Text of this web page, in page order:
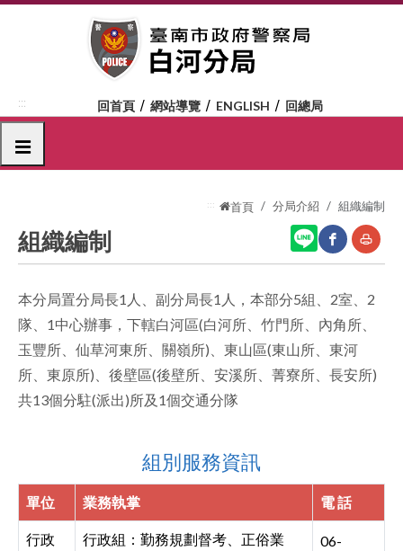
跳
容
塊
::: 回首頁 網站導覽 ENGLISH 回總局
選單
::: 首頁 分局介紹 組織編制
組織編制
網
站
分
享
友
印
本分局置分局長1人、副分局長1人，本部分5組、2室、2
隊、1中心辦事，下轄白河區(白河所、竹門所、內角所、
玉豐所、仙草河東所、關嶺所)、東山區(東山所、東河
所、東原所)、後壁區(後壁所、安溪所、菁寮所、長安所)
共13個分駐(派出)所及1個交通分隊
組別服務資訊
單位 業務執掌 電 話
行政
行政組：勤務規劃督考、正俗業
06-